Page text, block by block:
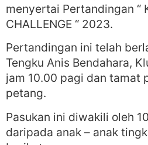
menyertai Pertandingan “
CHALLENGE “ 2023.
Pertandingan ini telah
Tengku Anis Bendahara,
jam 10.00 pagi dan tamat
petang.
Pasukan ini diwakili oleh
daripada anak – anak